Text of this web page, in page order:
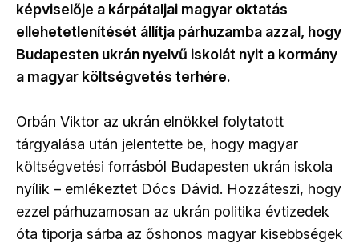
képviselője a kárpátaljai magyar oktatás
ellehetetlenítését állítja párhuzamba azzal, hogy
Budapesten ukrán nyelvű iskolát nyit a kormány
a magyar költségvetés terhére.
Orbán Viktor az ukrán elnökkel folytatott
tárgyalása után jelentette be, hogy magyar
költségvetési forrásból Budapesten ukrán iskola
nyílik – emlékeztet Dócs Dávid. Hozzáteszi, hogy
ezzel párhuzamosan az ukrán politika évtizedek
óta tiporja sárba az őshonos magyar kisebbségek